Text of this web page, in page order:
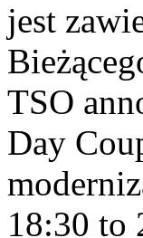
jest
TSO
Day
18:30 to